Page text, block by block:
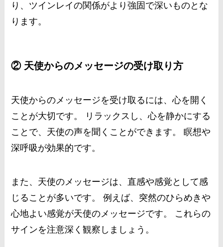
り、ツインレイの関係がより強固で深いものとな
ります。
② 天使からのメッセージの受け取り方
天使からのメッセージを受け取るには、心を開く
ことが大切です。 リラックスし、心を静かにする
ことで、天使の声を聞くことができます。 瞑想や
深呼吸が効果的です。
また、天使のメッセージは、直感や感覚として感
じることが多いです。 例えば、突然のひらめきや
心地よい感覚が天使のメッセージです。 これらの
サインを注意深く観察しましょう。